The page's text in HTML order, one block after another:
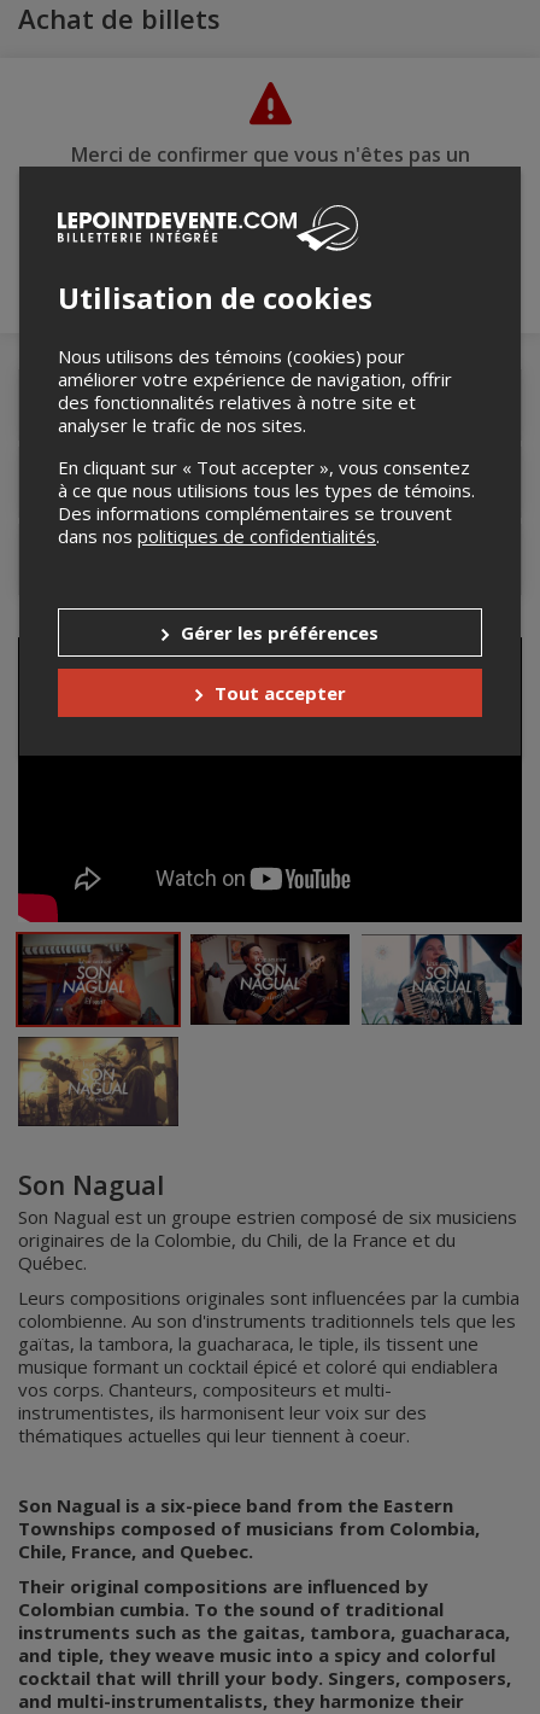
Achat de billets
Merci de confirmer que vous n'êtes pas un
Détails de l'événement
Lieu de l'événement
Son Nagual
Son Nagual est un groupe estrien composé de six musiciens
originaires de la Colombie, du Chili, de la France et du
Québec.
Leurs compositions originales sont influencées par la cumbia
colombienne. Au son d'instruments traditionnels tels que les
gaïtas, la tambora, la guacharaca, le tiple, ils tissent une
musique formant un cocktail épicé et coloré qui endiablera
vos corps. Chanteurs, compositeurs et multi-
instrumentistes, ils harmonisent leur voix sur des
thématiques actuelles qui leur tiennent à coeur.
Son Nagual is a six-piece band from the Eastern
Townships composed of musicians from Colombia,
Chile, France, and Quebec.
Their original compositions are influenced by
Colombian cumbia. To the sound of traditional
instruments such as the gaitas, tambora, guacharaca,
and tiple, they weave music into a spicy and colorful
cocktail that will thrill your body. Singers, composers,
and multi-instrumentalists, they harmonize their
Utilisation de cookies
Nous utilisons des témoins (cookies) pour
améliorer votre expérience de navigation, offrir
des fonctionnalités relatives à notre site et
analyser le trafic de nos sites.
En cliquant sur « Tout accepter », vous consentez
à ce que nous utilisions tous les types de témoins.
Des informations complémentaires se trouvent
dans nos politiques de confidentialités.
Gérer les préférences
Tout accepter